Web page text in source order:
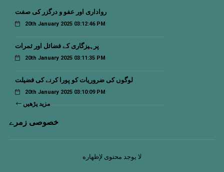
رواداری اور عفو و درگزر کی صفت
20th January 2025 03:12:46 PM
پرہیزگاری کے فضائل اور ثمرات
20th January 2025 03:11:35 PM
لوگوں کی ضروریات کو پورا کرنے کی فضیلت
20th January 2025 03:10:09 PM
مزید پڑھیں
خصوصی زمرے
لا يوجد محتوى لإظهاره